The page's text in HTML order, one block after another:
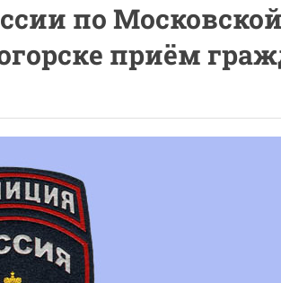
по Московской
приём